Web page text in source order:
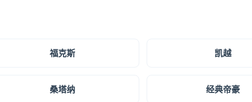
福克斯 凯越
桑塔纳 经典帝豪